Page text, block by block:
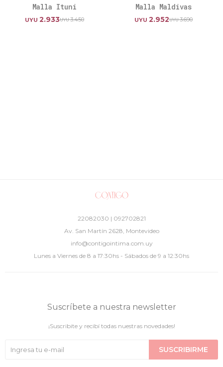
Malla Ituni
UYU 2.933UYU3.450
Malla Maldivas
UYU 2.952UYU3.690
22082030 | 092702821
Av. San Martín 2628, Montevideo
info@contigointima.com.uy
Lunes a Viernes de 8 a 17:30hs - Sábados de 9 a 12:30hs
Suscríbete a nuestra newsletter
¡Suscribite y recibí todas nuestras novedades!
SUSCRIBIRME